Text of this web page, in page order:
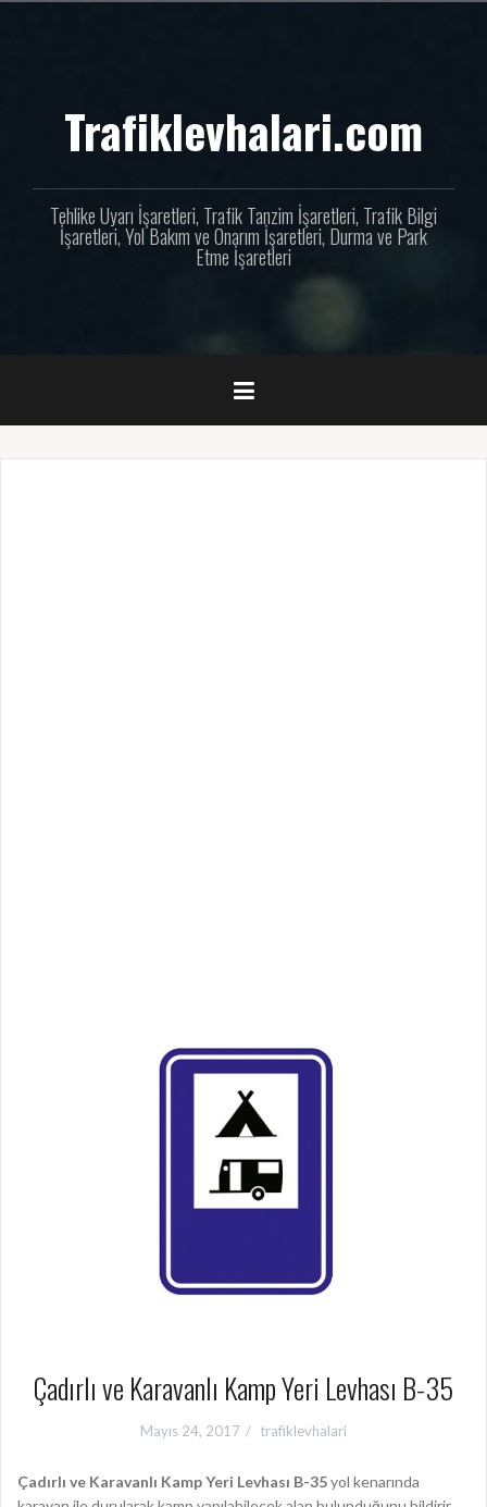
Trafiklevhalari.com
Tehlike Uyarı İşaretleri, Trafik Tanzim İşaretleri, Trafik Bilgi
İşaretleri, Yol Bakım ve Onarım İşaretleri, Durma ve Park
Etme İşaretleri
Çadırlı ve Karavanlı Kamp Yeri Levhası B-35
Mayıs 24, 2017 trafiklevhalari
Çadırlı ve Karavanlı Kamp Yeri Levhası B-35yol kenarında